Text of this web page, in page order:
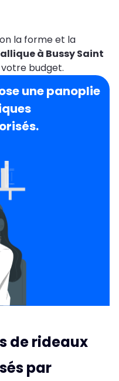
la forme et la
à Bussy Saint
budget.
une panoplie
de rideaux
par